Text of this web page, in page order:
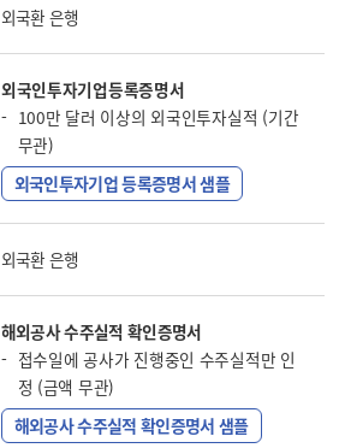
외국환 은행
외국인투자기업등록증명서
100만 달러 이상의 외국인투자실적 (기간
무관)
외국인투자기업 등록증명서 샘플
외국환 은행
해외공사 수주실적 확인증명서
접수일에 공사가 진행중인 수주실적만 인
정 (금액 무관)
해외공사 수주실적 확인증명서 샘플